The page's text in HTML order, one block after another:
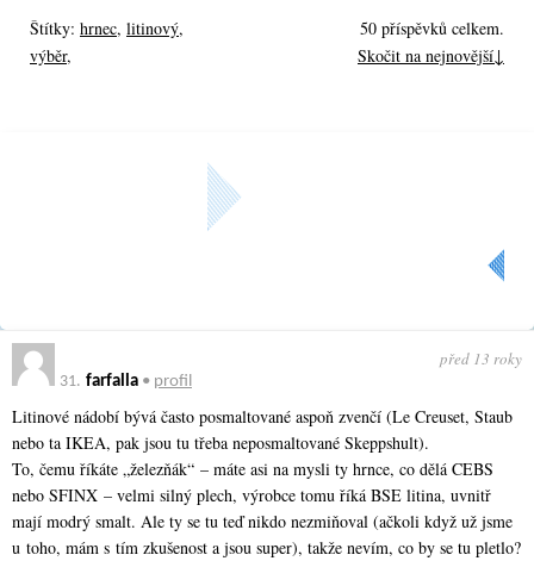
Štítky: hrnec, litinový,
výběr,
50 příspěvků celkem.
Skočit na nejnovější↓
31. farfalla • profil
před 13 roky
Litinové nádobí bývá často posmaltované aspoň zvenčí (Le Creuset, Staub
nebo ta IKEA, pak jsou tu třeba neposmaltované Skeppshult).
To, čemu říkáte „železňák“ – máte asi na mysli ty hrnce, co dělá CEBS
nebo SFINX – velmi silný plech, výrobce tomu říká BSE litina, uvnitř
mají modrý smalt. Ale ty se tu teď nikdo nezmiňoval (ačkoli když už jsme
u toho, mám s tím zkušenost a jsou super), takže nevím, co by se tu pletlo?